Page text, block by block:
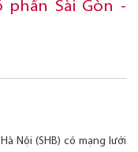
phần Sài Gòn -
Nội (SHB) có mạng lưới